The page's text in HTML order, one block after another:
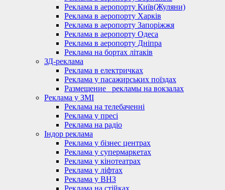
Реклама в аеропорту Київ(Жуляни)
Реклама в аеропорту Харків
Реклама в аеропорту Запоріжжя
Реклама в аеропорту Одеса
Реклама в аеропорту Дніпра
Реклама на бортах літаків
ЗД-реклама
Реклама в електричках
Реклама у пасажирських поїздах
Размещение_ рекламы на вокзалах
Реклама у ЗМІ
Реклама на телебаченні
Реклама у пресі
Реклама на радіо
Індор реклама
Реклама у бізнес центрах
Реклама у супермаркетах
Реклама у кінотеатрах
Реклама у ліфтах
Реклама у ВНЗ
Реклама на стійках